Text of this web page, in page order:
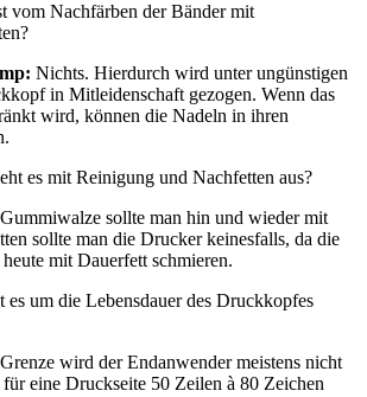
vom Nachfärben der Bänder mit
Nichts. Hierdurch wird unter ungünstigen
in Mitleidenschaft gezogen. Wenn das
wird, können die Nadeln in ihren
es mit Reinigung und Nachfetten aus?
sollte man hin und wieder mit
sollte man die Drucker keinesfalls, da die
mit Dauerfett schmieren.
es um die Lebensdauer des Druckkopfes
wird der Endanwender meistens nicht
eine Druckseite 50 Zeilen à 80 Zeichen